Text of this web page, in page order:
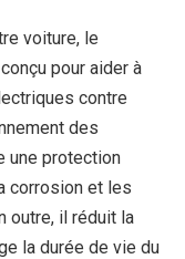
voiture, le
pour aider à
contre
des
une protection
corrosion et les
outre, il réduit la
la durée de vie du